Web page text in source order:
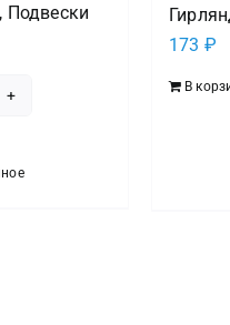
Подвески
173 ₽
В